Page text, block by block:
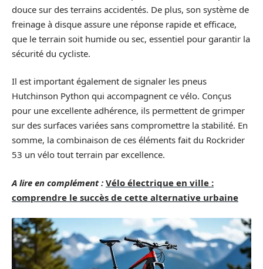
douce sur des terrains accidentés. De plus, son système de
freinage à disque assure une réponse rapide et efficace,
que le terrain soit humide ou sec, essentiel pour garantir la
sécurité du cycliste.
Il est important également de signaler les pneus
Hutchinson Python qui accompagnent ce vélo. Conçus
pour une excellente adhérence, ils permettent de grimper
sur des surfaces variées sans compromettre la stabilité. En
somme, la combinaison de ces éléments fait du Rockrider
53 un vélo tout terrain par excellence.
A lire en complément : Vélo électrique en ville :
comprendre le succès de cette alternative urbaine